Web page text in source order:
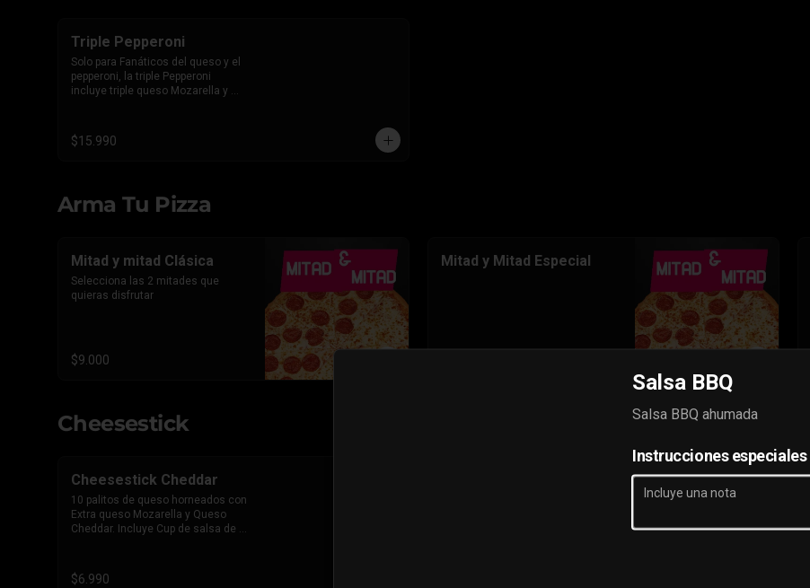
Triple Pepperoni
Solo para Fanáticos del queso y el
pepperoni, la triple Pepperoni
incluye triple queso Mozarella y
$15.990
Arma Tu Pizza
Mitad y mitad Clásica
Selecciona las 2 mitades que
quieras disfrutar
$9.000
Mitad y Mitad Especial
Cheesestick
Cheesestick Cheddar
10 palitos de queso horneados con
Extra queso Mozarella y Queso
Cheddar. Incluye Cup de salsa de
$6.990
Salsa BBQ
Salsa BBQ ahumada
Instrucciones especiales